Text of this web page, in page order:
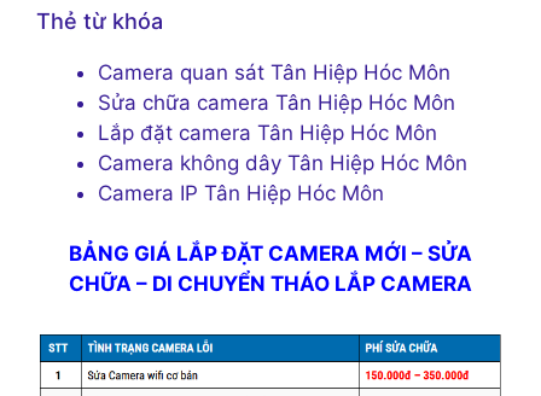
Thẻ từ khóa
Camera quan sát Tân Hiệp Hóc Môn
Sửa chữa camera Tân Hiệp Hóc Môn
Lắp đặt camera Tân Hiệp Hóc Môn
Camera không dây Tân Hiệp Hóc Môn
Camera IP Tân Hiệp Hóc Môn
BẢNG GIÁ LẮP ĐẶT CAMERA MỚI – SỬA
CHỮA – DI CHUYỂN THÁO LẮP CAMERA